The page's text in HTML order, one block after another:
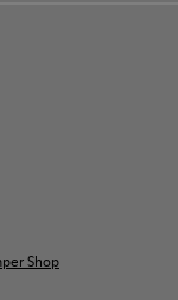
Shop